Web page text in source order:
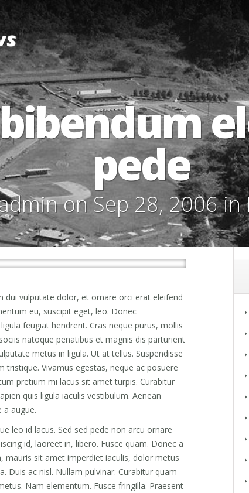
pede
on Sep 28, 2006 in
dui vulputate dolor, et ornare orci erat eleifend
eu, suscipit eget, leo. Donec
feugiat hendrerit. Cras neque purus, mollis
natoque penatibus et magnis dis parturient
metus in ligula. Ut at tellus. Suspendisse
Vivamus egestas, neque ac posuere
pretium mi lacus sit amet turpis. Curabitur
quis ligula iaculis vestibulum. Aenean
a augue.
leo id lacus. Sed sed pede non arcu ornare
id, laoreet in, libero. Fusce quam. Donec a
mauris sit amet imperdiet iaculis, dolor metus
ac nisl. Nullam pulvinar. Curabitur quam
Nam elementum. Fusce fringilla. Praesent